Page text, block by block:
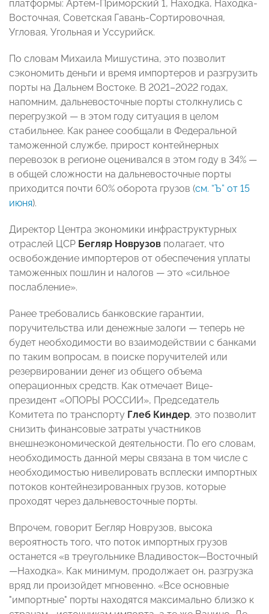
платформы: Артем-Приморский 1, Находка, Находка-
Восточная, Советская Гавань-Сортировочная,
Угловая, Угольная и Уссурийск.
По словам Михаила Мишустина, это позволит
сэкономить деньги и время импортеров и разгрузить
порты на Дальнем Востоке. В 2021–2022 годах,
напомним, дальневосточные порты столкнулись с
перегрузкой — в этом году ситуация в целом
стабильнее. Как ранее сообщали в Федеральной
таможенной службе, прирост контейнерных
перевозок в регионе оценивался в этом году в 34% —
в общей сложности на дальневосточные порты
приходится почти 60% оборота грузов (см. “Ъ” от 15
июня).
Директор Центра экономики инфраструктурных
отраслей ЦСР Бегляр Новрузов полагает, что
освобождение импортеров от обеспечения уплаты
таможенных пошлин и налогов — это «сильное
послабление».
Ранее требовались банковские гарантии,
поручительства или денежные залоги — теперь не
будет необходимости во взаимодействии с банками
по таким вопросам, в поиске поручителей или
резервировании денег из общего объема
операционных средств. Как отмечает Вице-
президент «ОПОРЫ РОССИИ», Председатель
Комитета по транспорту Глеб Киндер, это позволит
снизить финансовые затраты участников
внешнеэкономической деятельности. По его словам,
необходимость данной меры связана в том числе с
необходимостью нивелировать всплески импортных
потоков контейнезированных грузов, которые
проходят через дальневосточные порты.
Впрочем, говорит Бегляр Новрузов, высока
вероятность того, что поток импортных грузов
останется «в треугольнике Владивосток—Восточный
—Находка». Как минимум, продолжает он, разгрузка
вряд ли произойдет мгновенно. «Все основные
"импортные" порты находятся максимально близко к